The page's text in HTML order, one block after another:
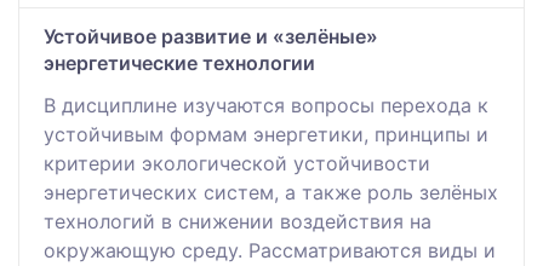
Устойчивое развитие и «зелёные»
энергетические технологии
В дисциплине изучаются вопросы перехода к
устойчивым формам энергетики, принципы и
критерии экологической устойчивости
энергетических систем, а также роль зелёных
технологий в снижении воздействия на
окружающую среду. Рассматриваются виды и